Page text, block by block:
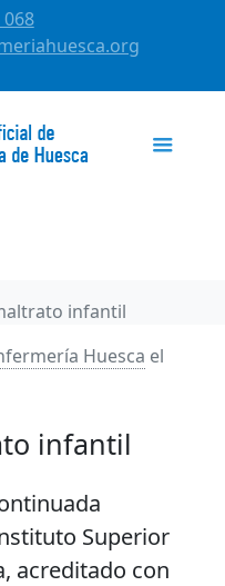
068
infantil
Huesca el
infantil
Superior
acreditado con